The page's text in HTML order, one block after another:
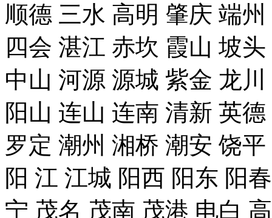
顺德 三水 高明 肇庆 端
四会 湛江 赤坎 霞山 坡
中山 河源 源城 紫金 龙
阳山 连山 连南 清新 英
罗定 潮州 湘桥 潮安 饶
阳 江 江城 阳西 阳东 阳
宁 茂名 茂南 茂港 电白